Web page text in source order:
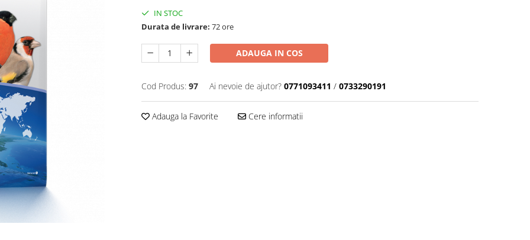
IN STOC
Durata de livrare: 72 ore
ADAUGA IN COS
Cod Produs: 97 Ai nevoie de ajutor? 0771093411 / 0733290191
Adauga la Favorite Cere informatii